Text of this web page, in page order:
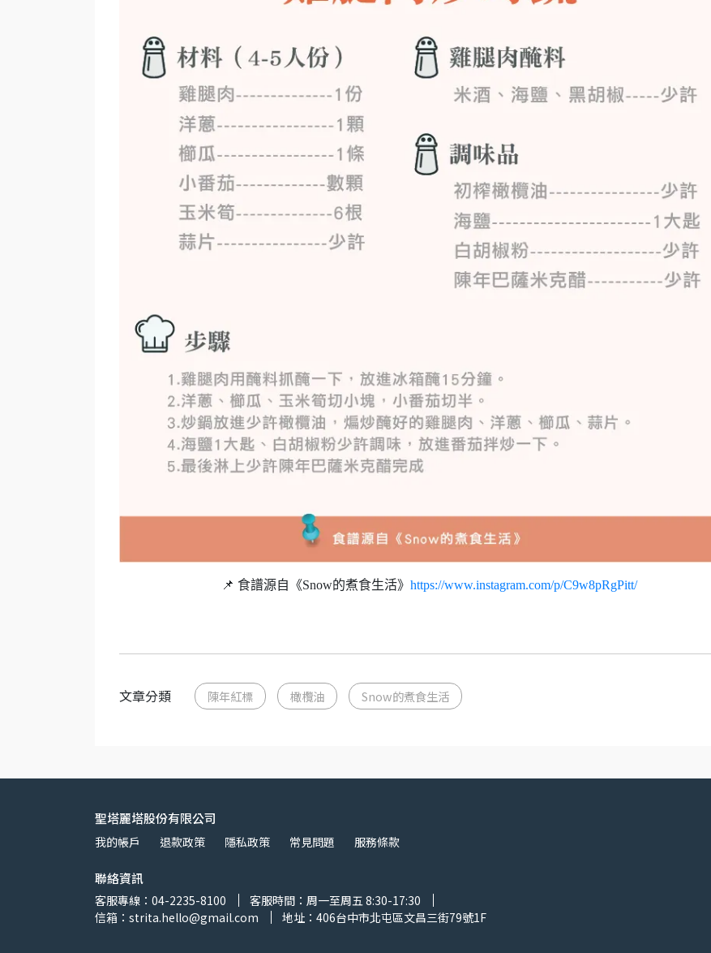
📌 食譜源自《Snow的煮食生活》 https://www.instagram.com/p/C9w8pRgPitt/
文章分類 陳年紅標 橄欖油 Snow的煮食生活
聖塔麗塔股份有限公司
我的帳戶 退款政策 隱私政策 常見問題 服務條款
聯絡資訊
客服專線：04-2235-8100
客服時間：周一至周五 8:30-17:30
信箱：strita.hello@gmail.com
地址：406台中市北屯區文昌三街79號1F